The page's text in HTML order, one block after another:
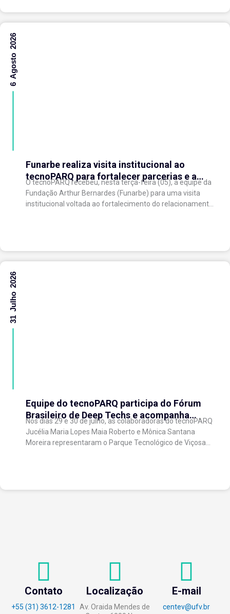
Funarbe realiza visita institucional ao
tecnoPARQ para fortalecer parcerias e a
gestão da inovação
O tecnoPARQ recebeu, nesta terça-feira (05), a equipe da
Fundação Arthur Bernardes (Funarbe) para uma visita
institucional voltada ao fortalecimento do relacionamento
6 Agosto 2026
Equipe do tecnoPARQ participa do Fórum
Brasileiro de Deep Techs e acompanha
debates sobre políticas para inovação
científica
Nos dias 29 e 30 de julho, as colaboradoras do tecnoPARQ
Jucélia Maria Lopes Maia Roberto e Mônica Santana
Moreira representaram o Parque Tecnológico de Viçosa
31 Julho 2026
Contato
+55 (31) 3612-1281
Localização
Av. Oraida Mendes de
E-mail
centev@ufv.br